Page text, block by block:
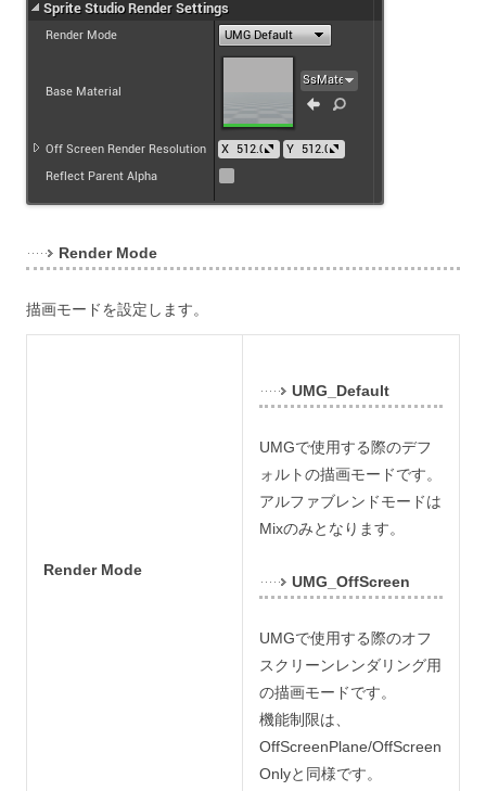
Render Mode
描画モードを設定します。
Render Mode
UMG_Default
UMGで使用する際のデフ
ォルトの描画モードです。
アルファブレンドモードは
Mixのみとなります。
UMG_OffScreen
UMGで使用する際のオフ
スクリーンレンダリング用
の描画モードです。
機能制限は、
OffScreenPlane/OffScreen
Onlyと同様です。